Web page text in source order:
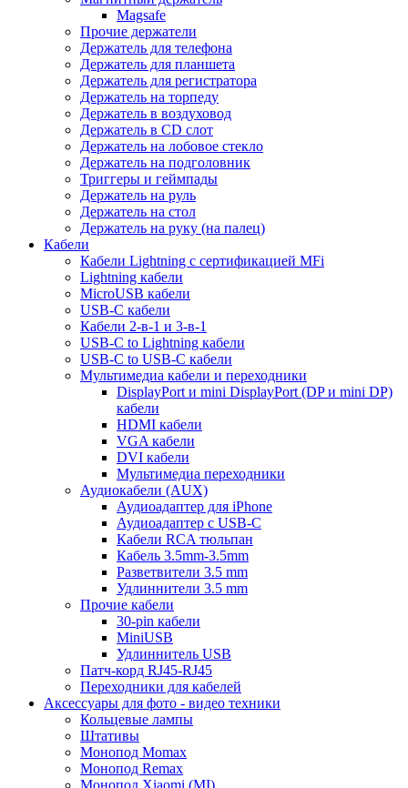
Magsafe
Прочие держатели
Держатель для телефона
Держатель для планшета
Держатель для регистратора
Держатель на торпеду
Держатель в воздуховод
Держатель в CD слот
Держатель на лобовое стекло
Держатель на подголовник
Триггеры и геймпады
Держатель на руль
Держатель на стол
Держатель на руку (на палец)
Кабели
Кабели Lightning с сертификацией MFi
Lightning кабели
MicroUSB кабели
USB-C кабели
Кабели 2-в-1 и 3-в-1
USB-C to Lightning кабели
USB-C to USB-C кабели
Мультимедиа кабели и переходники
DisplayPort и mini DisplayPort (DP и mini DP)
кабели
HDMI кабели
VGA кабели
DVI кабели
Мультимедиа переходники
Аудиокабели (AUX)
Аудиоадаптер для iPhone
Аудиоадаптер с USB-C
Кабели RCA тюльпан
Кабель 3.5mm-3.5mm
Разветвители 3.5 mm
Удлиннители 3.5 mm
Прочие кабели
30-pin кабели
MiniUSB
Удлиннитель USB
Патч-корд RJ45-RJ45
Переходники для кабелей
Аксессуары для фото - видео техники
Кольцевые лампы
Штативы
Монопод Momax
Монопод Remax
Монопод Xiaomi (MI)